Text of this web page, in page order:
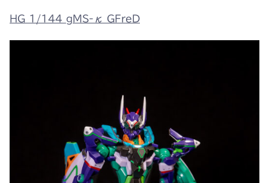
HG 1/144 gMS-κ GFreD